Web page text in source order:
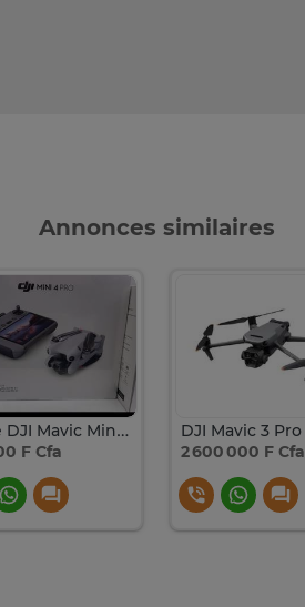
Annonces similaires
Drone DJI Mavic Mini 4 pro RC2
F Cfa
2 600 000 F Cfa